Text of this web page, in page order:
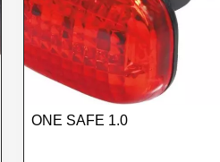
ONE SAFE 1.0